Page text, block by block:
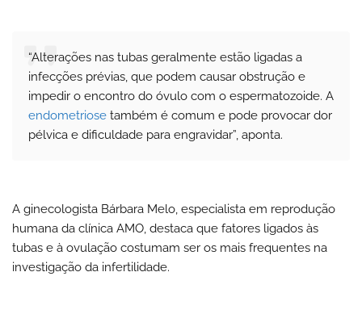
“Alterações nas tubas geralmente estão ligadas a
infecções prévias, que podem causar obstrução e
impedir o encontro do óvulo com o espermatozoide. A
endometriose também é comum e pode provocar dor
pélvica e dificuldade para engravidar”, aponta.
A ginecologista Bárbara Melo, especialista em reprodução
humana da clínica AMO, destaca que fatores ligados às
tubas e à ovulação costumam ser os mais frequentes na
investigação da infertilidade.